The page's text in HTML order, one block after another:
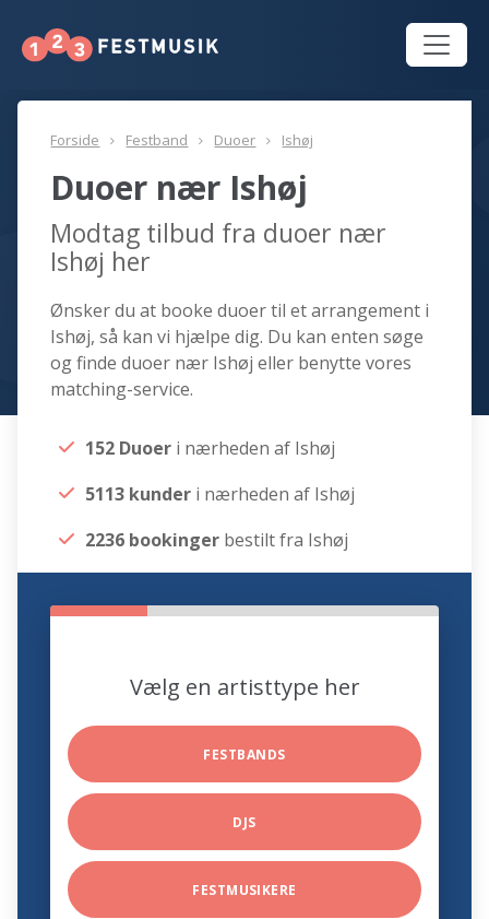
Forside Festband Duoer Ishøj
Duoer nær Ishøj
Modtag tilbud fra duoer nær
Ishøj her
Ønsker du at booke duoer til et arrangement i
Ishøj, så kan vi hjælpe dig. Du kan enten søge
og finde duoer nær Ishøj eller benytte vores
matching-service.
152 Duoer i nærheden af Ishøj
5113 kunder i nærheden af Ishøj
2236 bookinger bestilt fra Ishøj
Vælg en artisttype her
FESTBANDS
DJS
FESTMUSIKERE